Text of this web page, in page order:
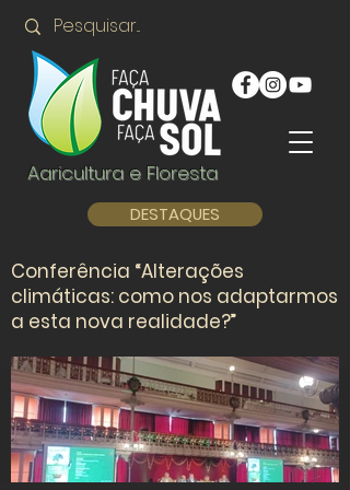
Agricultura e Floresta
DESTAQUES
​​Conferência “Alterações
climáticas: como nos adaptarmos
a esta nova realidade?”